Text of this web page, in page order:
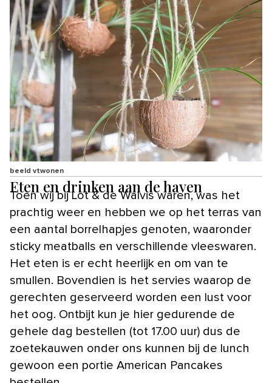
beeld vtwonen
Eten en drinken aan de haven
Toen wij bij Lot & de Walvis waren, was het
prachtig weer en hebben we op het terras van
een aantal borrelhapjes genoten, waaronder
sticky meatballs en verschillende vleeswaren.
Het eten is er echt heerlijk en om van te
smullen. Bovendien is het servies waarop de
gerechten geserveerd worden een lust voor
het oog. Ontbijt kun je hier gedurende de
gehele dag bestellen (tot 17.00 uur) dus de
zoetekauwen onder ons kunnen bij de lunch
gewoon een portie American Pancakes